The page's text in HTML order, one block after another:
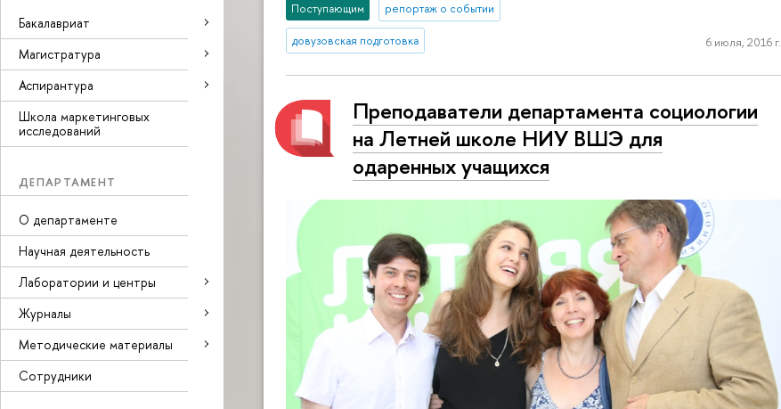
Бакалавриат
Магистратура
Аспирантура
Школа маркетинговых
исследований
ДЕПАРТАМЕНТ
О департаменте
Научная деятельность
Лаборатории и центры
Журналы
Методические материалы
Сотрудники
Поступающим репортаж о событии
довузовская подготовка 6 июля, 2016 г.
Преподаватели департамента социологии
на Летней школе НИУ ВШЭ для
одаренных учащихся